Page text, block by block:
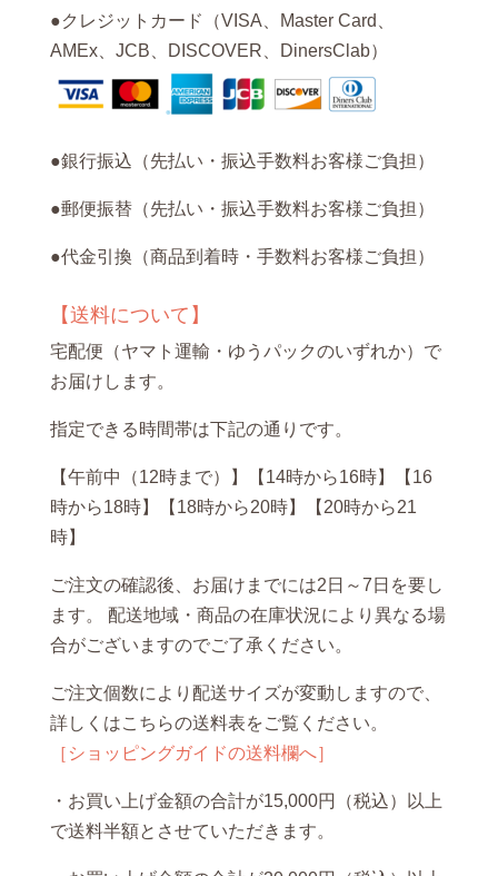
●クレジットカード（VISA、Master Card、
AMEx、JCB、DISCOVER、DinersClab）
●銀行振込（先払い・振込手数料お客様ご負担）
●郵便振替（先払い・振込手数料お客様ご負担）
●代金引換（商品到着時・手数料お客様ご負担）
【送料について】
宅配便（ヤマト運輸・ゆうパックのいずれか）で
お届けします。
指定できる時間帯は下記の通りです。
【午前中（12時まで）】【14時から16時】【16
時から18時】【18時から20時】【20時から21
時】
ご注文の確認後、お届けまでには2日～7日を要し
ます。 配送地域・商品の在庫状況により異なる場
合がございますのでご了承ください。
ご注文個数により配送サイズが変動しますので、
詳しくはこちらの送料表をご覧ください。
［ショッピングガイドの送料欄へ］
・お買い上げ金額の合計が15,000円（税込）以上
で送料半額とさせていただきます。